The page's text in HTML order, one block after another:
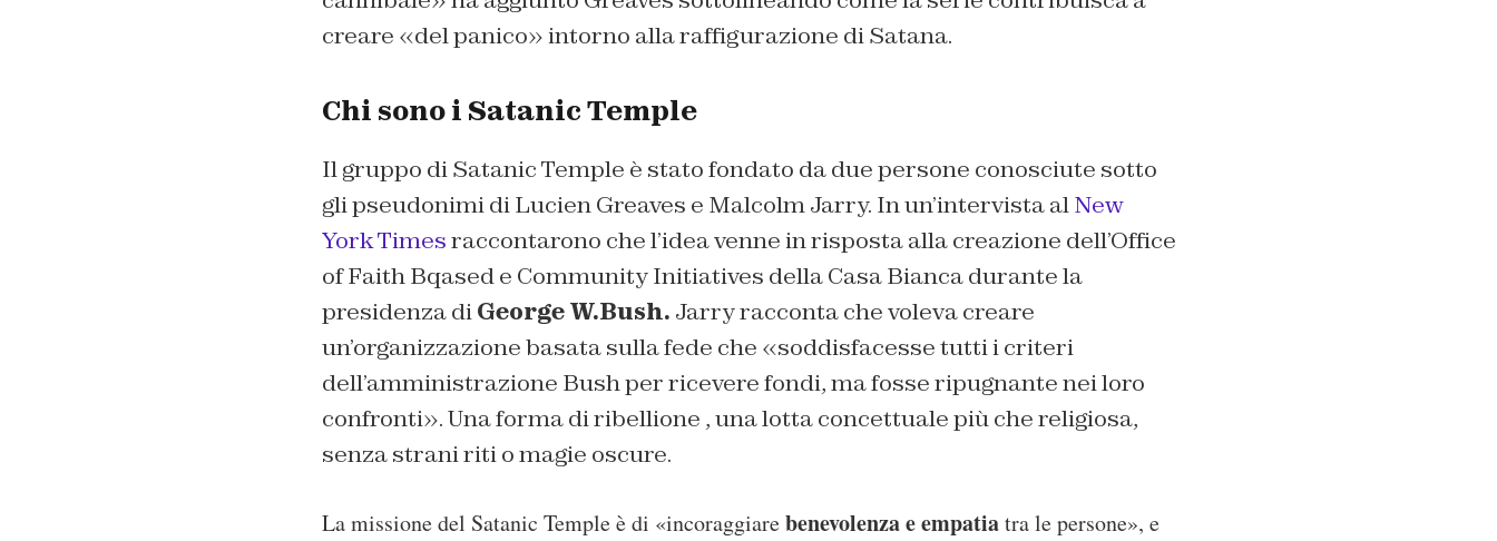
creare «del panico» intorno alla raffigurazione di Satana.
Chi sono i Satanic Temple
Il gruppo di Satanic Temple è stato fondato da due persone conosciute sotto
gli pseudonimi di Lucien Greaves e Malcolm Jarry. In un’intervista alNew
York Timesraccontarono che l’idea venne in risposta alla creazione dell’Office
of Faith Bqased e Community Initiatives della Casa Bianca durante la
presidenza diGeorge W.Bush. Jarry racconta che voleva creare
un’organizzazione basata sulla fede che «soddisfacesse tutti i criteri
dell’amministrazione Bush per ricevere fondi, ma fosse ripugnante nei loro
confronti».Una forma di ribellione , una lotta concettuale più che religiosa,
senza strani riti o magie oscure.
La missione del Satanic Temple è di «incoraggiarebenevolenza e empatiatra le persone», e